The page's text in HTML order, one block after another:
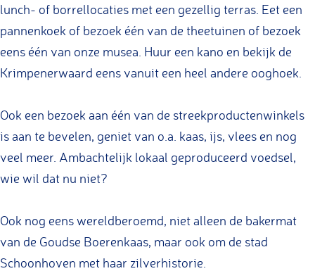
e
lunch- of borrellocaties met een gezellig terras. Eet een
pannenkoek of bezoek één van de theetuinen of bezoek
eens één van onze musea. Huur een kano en bekijk de
Krimpenerwaard eens vanuit een heel andere ooghoek.
Ook een bezoek aan één van de streekproductenwinkels
is aan te bevelen, geniet van o.a. kaas, ijs, vlees en nog
veel meer. Ambachtelijk lokaal geproduceerd voedsel,
wie wil dat nu niet?
Ook nog eens wereldberoemd, niet alleen de bakermat
van de Goudse Boerenkaas, maar ook om de stad
Schoonhoven met haar zilverhistorie.